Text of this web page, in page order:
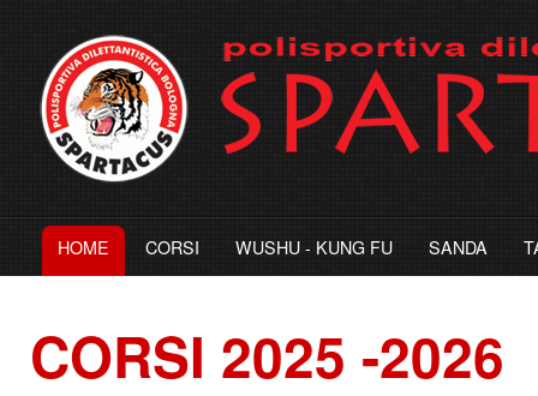
HOME CORSI WUSHU - KUNG FU SANDA
CORSI 2025 -2026